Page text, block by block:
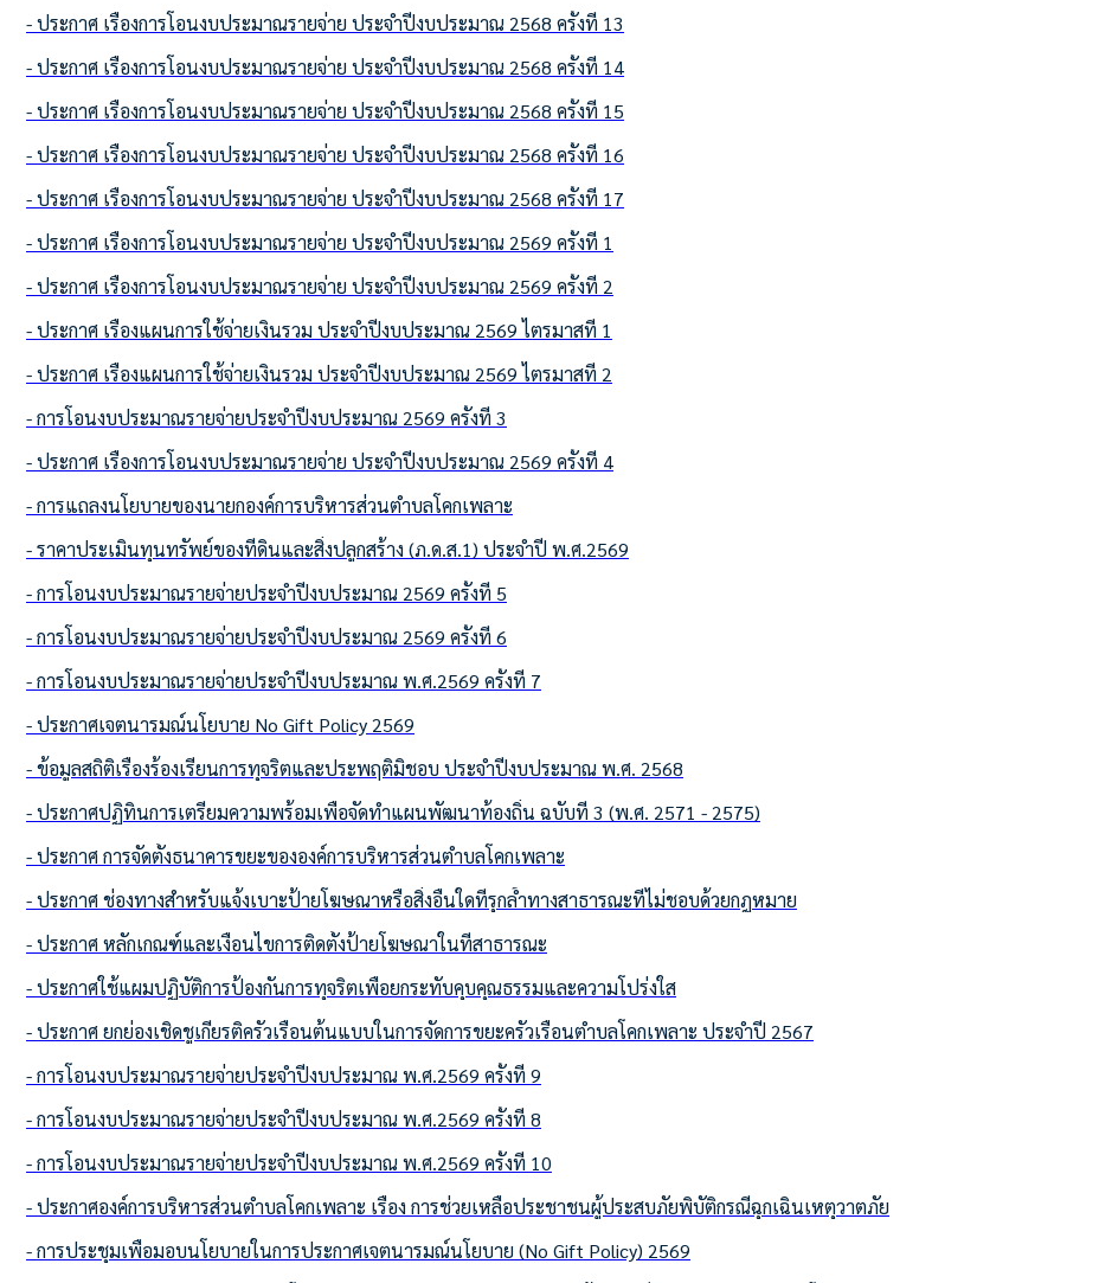
- ประกาศ เรื่องการโอนงบประมาณรายจ่าย ประจำปีงบประมาณ 2568 ครั้งที่ 13
- ประกาศ เรื่องการโอนงบประมาณรายจ่าย ประจำปีงบประมาณ 2568 ครั้งที่ 14
- ประกาศ เรื่องการโอนงบประมาณรายจ่าย ประจำปีงบประมาณ 2568 ครั้งที่ 15
- ประกาศ เรื่องการโอนงบประมาณรายจ่าย ประจำปีงบประมาณ 2568 ครั้งที่ 16
- ประกาศ เรื่องการโอนงบประมาณรายจ่าย ประจำปีงบประมาณ 2568 ครั้งที่ 17
- ประกาศ เรื่องการโอนงบประมาณรายจ่าย ประจำปีงบประมาณ 2569 ครั้งที่ 1
- ประกาศ เรื่องการโอนงบประมาณรายจ่าย ประจำปีงบประมาณ 2569 ครั้งที่ 2
- ประกาศ เรื่องแผนการใช้จ่ายเงินรวม ประจำปีงบประมาณ 2569 ไตรมาสที่ 1
- ประกาศ เรื่องแผนการใช้จ่ายเงินรวม ประจำปีงบประมาณ 2569 ไตรมาสที่ 2
- การโอนงบประมาณรายจ่ายประจำปีงบประมาณ 2569 ครั้งที่ 3
- ประกาศ เรื่องการโอนงบประมาณรายจ่าย ประจำปีงบประมาณ 2569 ครั้งที่ 4
- การแถลงนโยบายของนายกองค์การบริหารส่วนตำบลโคกเพลาะ
- ราคาประเมินทุนทรัพย์ของที่ดินและสิ่งปลูกสร้าง (ภ.ด.ส.1) ประจำปี พ.ศ.2569
- การโอนงบประมาณรายจ่ายประจำปีงบประมาณ 2569 ครั้งที่ 5
- การโอนงบประมาณรายจ่ายประจำปีงบประมาณ 2569 ครั้งที่ 6
- การโอนงบประมาณรายจ่ายประจำปีงบประมาณ พ.ศ.2569 ครั้งที่ 7
- ประกาศเจตนารมณ์นโยบาย No Gift Policy 2569
- ข้อมูลสถิติเรื่องร้องเรียนการทุจริตและประพฤติมิชอบ ประจำปีงบประมาณ พ.ศ. 2568
- ประกาศปฏิทินการเตรียมความพร้อมเพื่อจัดทำแผนพัฒนาท้องถิ่น ฉบับที่ 3 (พ.ศ. 2571 - 2575)
- ประกาศ การจัดตั้งธนาคารขยะขององค์การบริหารส่วนตำบลโคกเพลาะ
- ประกาศ ช่องทางสำหรับแจ้งเบาะป้ายโฆษณาหรือสิ่งอื่นใดที่รุกล้ำทางสาธารณะที่ไม่ชอบด้วยกฎหมาย
- ประกาศ หลักเกณฑ์และเงื่อนไขการติดตั้งป้ายโฆษณาในที่สาธารณะ
- ประกาศใช้แผมปฏิบัติการป้องกันการทุจริตเพื่อยกระทับคุบคุณธรรมและความโปร่งใส
- ประกาศ ยกย่องเชิดชูเกียรติครัวเรือนต้นแบบในการจัดการขยะครัวเรือนตำบลโคกเพลาะ ประจำปี 2567
- การโอนงบประมาณรายจ่ายประจำปีงบประมาณ พ.ศ.2569 ครั้งที่ 9
- การโอนงบประมาณรายจ่ายประจำปีงบประมาณ พ.ศ.2569 ครั้งที่ 8
- การโอนงบประมาณรายจ่ายประจำปีงบประมาณ พ.ศ.2569 ครั้งที่ 10
- ประกาศองค์การบริหารส่วนตำบลโคกเพลาะ เรื่อง การช่วยเหลือประชาชนผู้ประสบภัยพิบัติกรณีฉุกเฉินเหตุวาตภัย
- การประชุมเพื่อมอบนโยบายในการประกาศเจตนารมณ์นโยบาย (No Gift Policy) 2569